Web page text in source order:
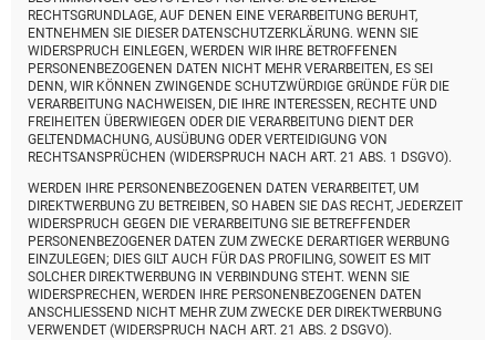
RECHTSGRUNDLAGE, AUF DENEN EINE VERARBEITUNG BERUHT,
ENTNEHMEN SIE DIESER DATENSCHUTZERKLÄRUNG. WENN SIE
WIDERSPRUCH EINLEGEN, WERDEN WIR IHRE BETROFFENEN
PERSONENBEZOGENEN DATEN NICHT MEHR VERARBEITEN, ES SEI
DENN, WIR KÖNNEN ZWINGENDE SCHUTZWÜRDIGE GRÜNDE FÜR DIE
VERARBEITUNG NACHWEISEN, DIE IHRE INTERESSEN, RECHTE UND
FREIHEITEN ÜBERWIEGEN ODER DIE VERARBEITUNG DIENT DER
GELTENDMACHUNG, AUSÜBUNG ODER VERTEIDIGUNG VON
RECHTSANSPRÜCHEN (WIDERSPRUCH NACH ART. 21 ABS. 1 DSGVO).
WERDEN IHRE PERSONENBEZOGENEN DATEN VERARBEITET, UM
DIREKTWERBUNG ZU BETREIBEN, SO HABEN SIE DAS RECHT, JEDERZEIT
WIDERSPRUCH GEGEN DIE VERARBEITUNG SIE BETREFFENDER
PERSONENBEZOGENER DATEN ZUM ZWECKE DERARTIGER WERBUNG
EINZULEGEN; DIES GILT AUCH FÜR DAS PROFILING, SOWEIT ES MIT
SOLCHER DIREKTWERBUNG IN VERBINDUNG STEHT. WENN SIE
WIDERSPRECHEN, WERDEN IHRE PERSONENBEZOGENEN DATEN
ANSCHLIESSEND NICHT MEHR ZUM ZWECKE DER DIREKTWERBUNG
VERWENDET (WIDERSPRUCH NACH ART. 21 ABS. 2 DSGVO).